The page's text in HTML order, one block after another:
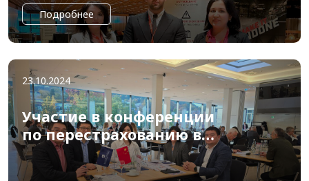
Подробнее
23.10.2024
Участие в конференции
по перестрахованию в
Baden-Baden 2024